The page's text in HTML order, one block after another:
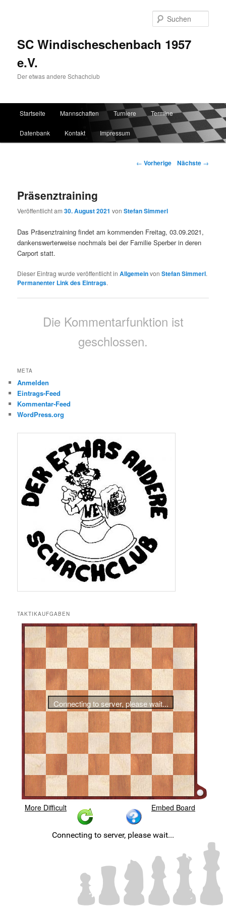
SC Windischeschenbach 1957
e.V.
Der etwas andere Schachclub
Zum Inhalt wechseln
Zum sekundären Inhalt wechseln
Startseite Mannschaften Turniere Termine
Datenbank Kontakt Impressum
Artikelnavigation
← Vorherige Nächste →
Präsenztraining
Veröffentlicht am30. August 2021 vonStefan Simmerl
Das Präsenztraining findet am kommenden Freitag, 03.09.2021,
dankenswerterweise nochmals bei der Familie Sperber in deren
Carport statt.
Dieser Eintrag wurde veröffentlicht inAllgemeinvonStefan Simmerl.
Permanenter Link des Eintrags.
Die Kommentarfunktion ist
geschlossen.
META
Anmelden
Eintrags-Feed
Kommentar-Feed
WordPress.org
TAKTIKAUFGABEN